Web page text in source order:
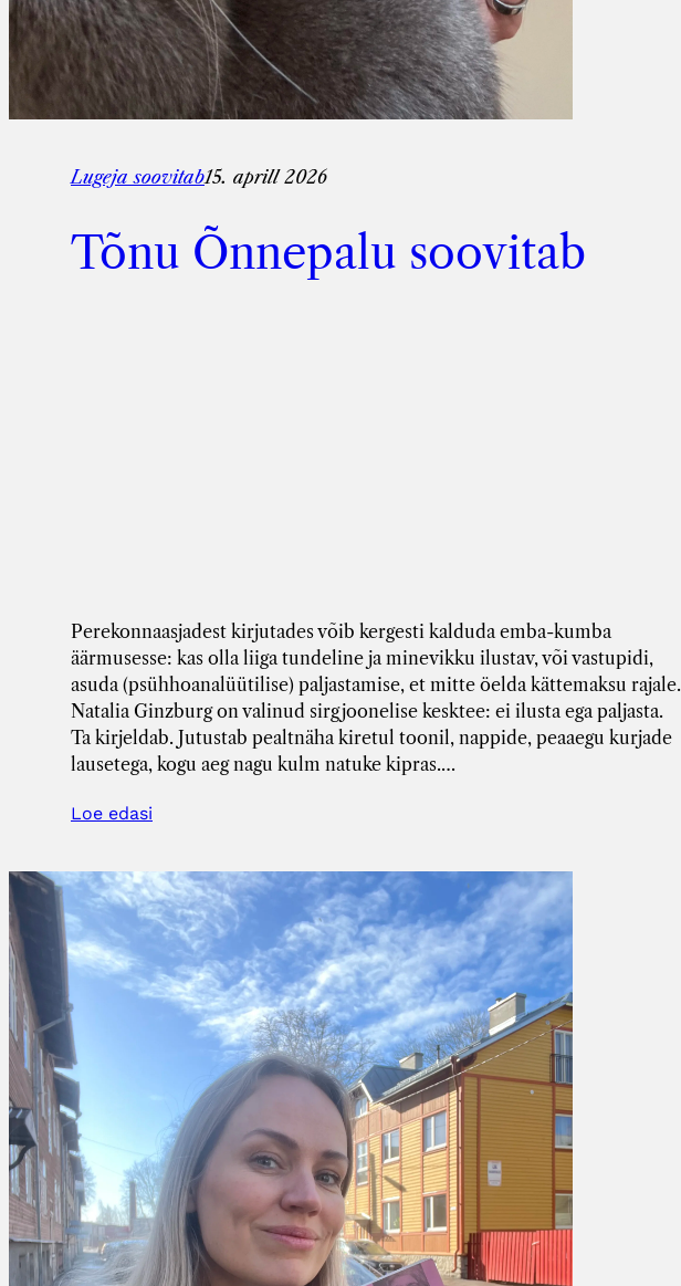
Lugeja soovitab15. aprill 2026
Tõnu Õnnepalu soovitab
Perekonnaasjadest kirjutades võib kergesti kalduda emba-kumba
äärmusesse: kas olla liiga tundeline ja minevikku ilustav, või vastupidi,
asuda (psühhoanalüütilise) paljastamise, et mitte öelda kättemaksu rajale.
Natalia Ginzburg on valinud sirgjoonelise kesktee: ei ilusta ega paljasta.
Ta kirjeldab. Jutustab pealtnäha kiretul toonil, nappide, peaaegu kurjade
lausetega, kogu aeg nagu kulm natuke kipras.…
Loe edasi